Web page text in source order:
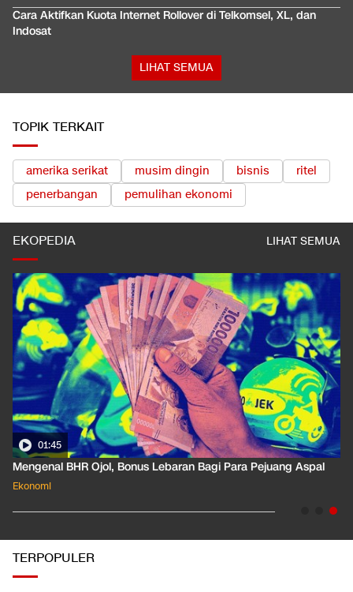
Cara Aktifkan Kuota Internet Rollover di Telkomsel, XL, dan
Indosat
LIHAT SEMUA
TOPIK TERKAIT
amerika serikat musim dingin bisnis
ritel
penerbangan
pemulihan ekonomi
EKOPEDIA LIHAT SEMUA
01:35
Pahami Dampak Kenaikan Suku Bunga Acuan ke Cicilan KPR
Ekonomi
TERPOPULER